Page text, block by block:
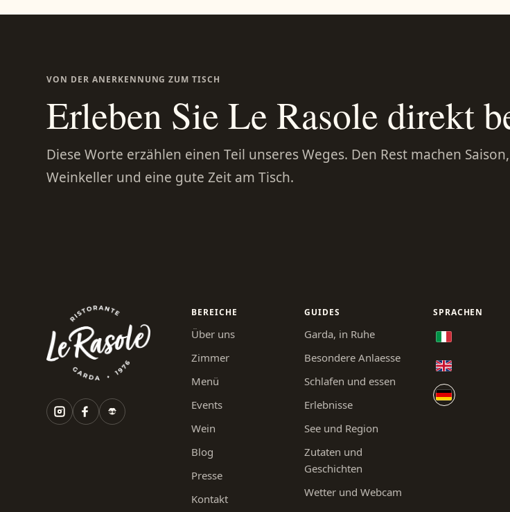
VON DER ANERKENNUNG ZUM TISCH
Erleben Sie Le Rasole direkt
Diese Worte erzählen einen Teil unseres Weges. Den Rest machen
Weinkeller und eine gute Zeit am Tisch.
BEREICHE
Über uns
Zimmer
Menü
Events
Wein
Blog
Presse
Kontakt
GUIDES
Garda, in Ruhe
Besondere Anlaesse
Schlafen und essen
Erlebnisse
See und Region
Zutaten und
Geschichten
Wetter und Webcam
SPRACHEN